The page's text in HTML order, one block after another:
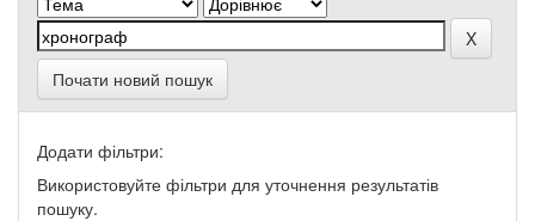
Почати новий пошук
Додати фільтри:
Використовуйте фільтри для уточнення результатів
пошуку.